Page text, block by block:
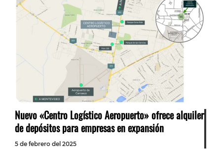
Nuevo «Centro Logístico Aeropuerto» ofrece alquiler
de depósitos para empresas en expansión
5 de febrero del 2025